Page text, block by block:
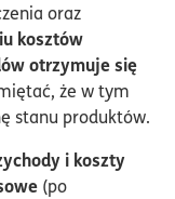
oraz
kosztów
otrzymuje się
że w tym
stanu produktów.
i koszty
(po